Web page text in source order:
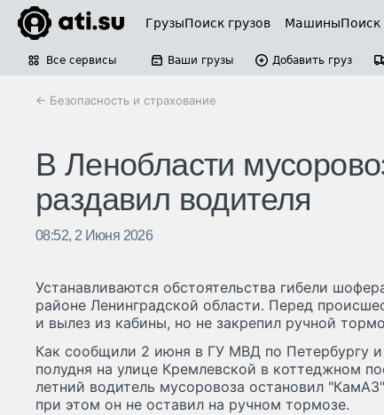
ГрузыПоиск грузов Машины
Все сервисы Ваши грузы Добавить груз
← Безопасность и страхование
В Ленобласти
раздавил водителя
08:52, 2 Июня 2026
Устанавливаются обстоятельства гибели
районе Ленинградской области. Перед
и вылез из кабины, но не закрепил ручной
Как сообщили 2 июня в ГУ МВД по Петербургу и
полудня на улице Кремлевской в коттеджном
летний водитель мусоровоза остановил
при этом он не оставил на ручном тормозе.